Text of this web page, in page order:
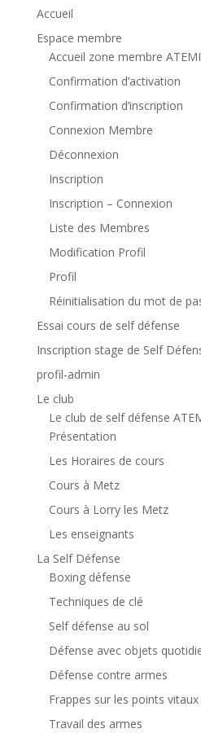
Accueil
Espace membre
Accueil zone membre ATEMI
Confirmation d’activation
Confirmation d’inscription
Connexion Membre
Déconnexion
Inscription
Inscription – Connexion
Liste des Membres
Modification Profil
Profil
Réinitialisation du mot de
Essai cours de self défense
Inscription stage de Self
profil-admin
Le club
Le club de self défense
Présentation
Les Horaires de cours
Cours à Metz
Cours à Lorry les Metz
Les enseignants
La Self Défense
Boxing défense
Techniques de clé
Self défense au sol
Défense avec objets
Défense contre armes
Frappes sur les points vitaux
Travail des armes